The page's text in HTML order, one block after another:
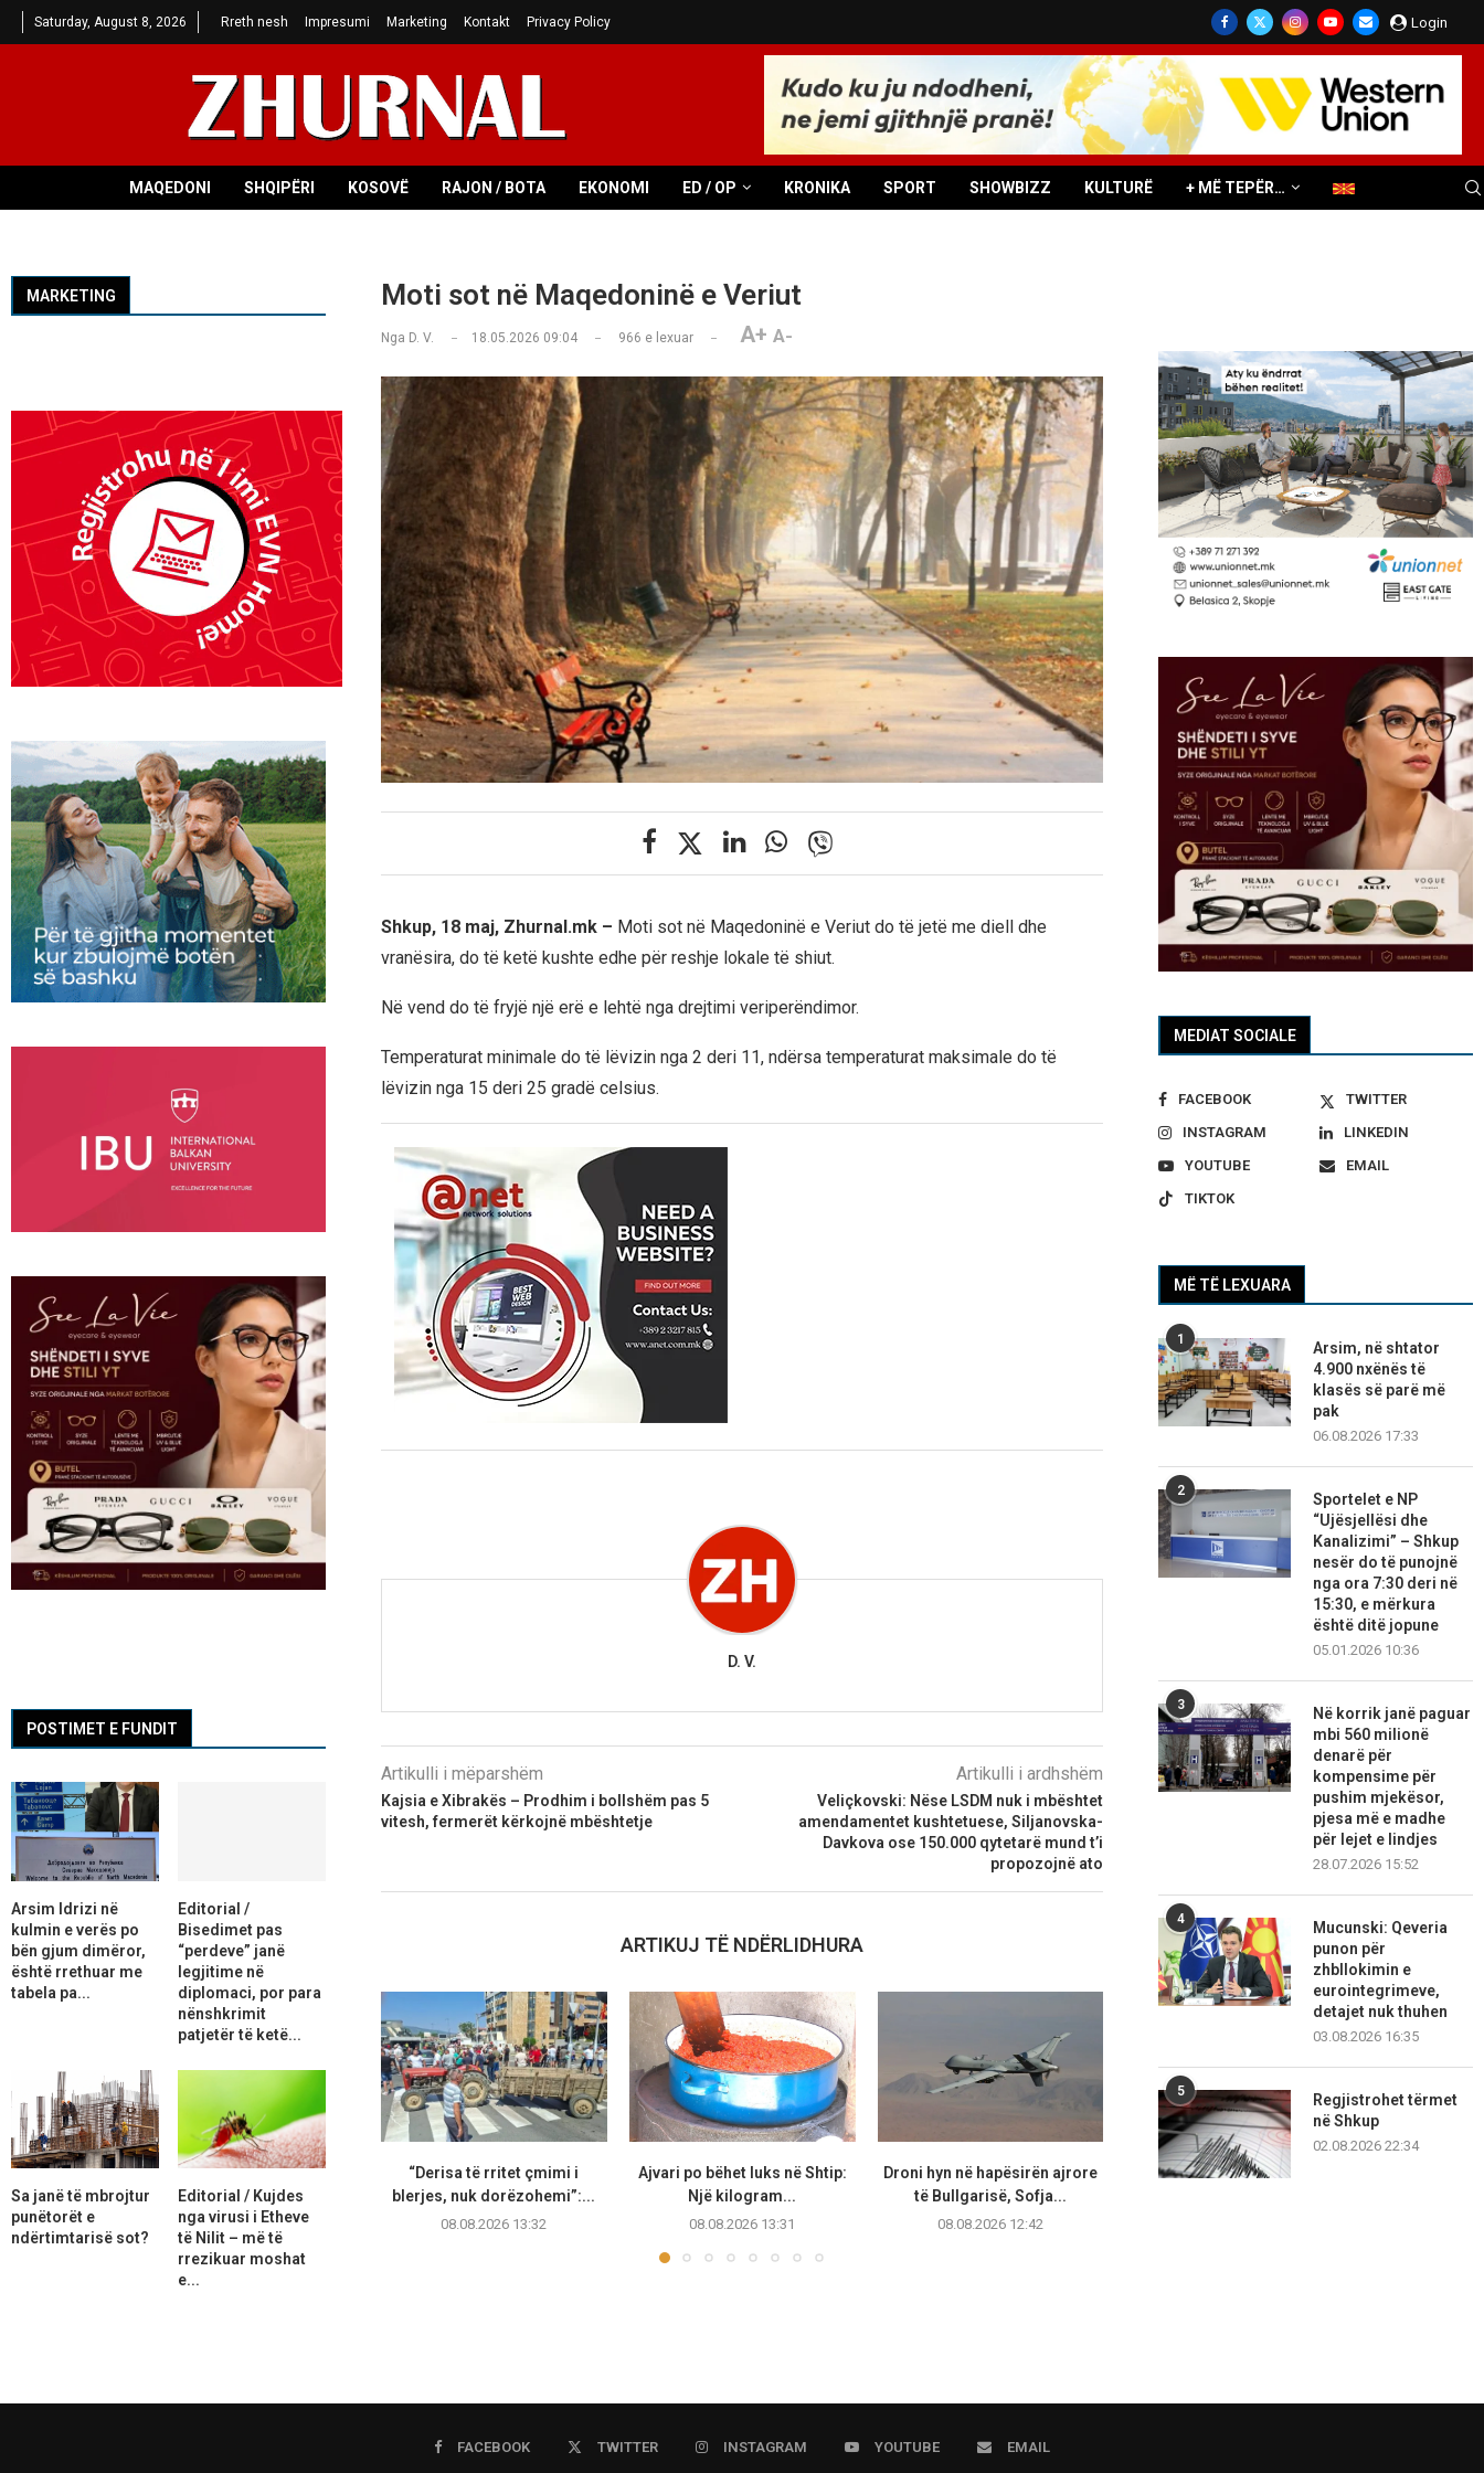
Saturday, August 8, 2026 Rreth nesh Impresumi Marketing Kontakt Privacy Policy Login
MAQEDONI SHQIPËRI KOSOVË RAJON / BOTA EKONOMI ED / OP KRONIKA SPORT SHOWBIZZ KULTURË + MË TEPËR…
Moti sot në Maqedoninë e Veriut
Nga D. V. 18.05.2026 09:04 966 e lexuar A+ A-
Shkup, 18 maj, Zhurnal.mk – Moti sot në Maqedoninë e Veriut do të jetë me diell dhe
vranësira, do të ketë kushte edhe për reshje lokale të shiut.
Në vend do të fryjë një erë e lehtë nga drejtimi veriperëndimor.
Temperaturat minimale do të lëvizin nga 2 deri 11, ndërsa temperaturat maksimale do të
lëvizin nga 15 deri 25 gradë celsius.
D. V.
Artikulli i mëparshëm
Kajsia e Xibrakës – Prodhim i bollshëm pas 5
vitesh, fermerët kërkojnë mbështetje
Artikulli i ardhshëm
Veliçkovski: Nëse LSDM nuk i mbështet
amendamentet kushtetuese, Siljanovska-
Davkova ose 150.000 qytetarë mund t’i
propozojnë ato
ARTIKUJ TË NDËRLIDHURA
“Derisa të rritet çmimi i
blerjes, nuk dorëzohemi”:...
08.08.2026 13:32
Ajvari po bëhet luks në Shtip:
Një kilogram...
08.08.2026 13:31
Droni hyn në hapësirën ajrore
të Bullgarisë, Sofja...
08.08.2026 12:42
Në Shqipëri digjet një furgon
MEDIAT SOCIALE
FACEBOOK
TWITTER
INSTAGRAM
LINKEDIN
YOUTUBE
EMAIL
TIKTOK
MË TË LEXUARA
1
Arsim, në shtator
4.900 nxënës të
klasës së parë më
pak
06.08.2026 17:33
2
Sportelet e NP
“Ujësjellësi dhe
Kanalizimi” – Shkup
nesër do të punojnë
nga ora 7:30 deri në
15:30, e mërkura
është ditë jopune
05.01.2026 10:36
3
Në korrik janë paguar
mbi 560 milionë
denarë për
kompensime për
pushim mjekësor,
pjesa më e madhe
për lejet e lindjes
28.07.2026 15:52
4
Mucunski: Qeveria
punon për
zhbllokimin e
eurointegrimeve,
detajet nuk thuhen
03.08.2026 16:35
5
Regjistrohet tërmet
në Shkup
02.08.2026 22:34
MARKETING
POSTIMET E FUNDIT
Arsim Idrizi në
kulmin e verës po
bën gjum dimëror,
është rrethuar me
tabela pa...
Editorial /
Bisedimet pas
“perdeve” janë
legjitime në
diplomaci, por para
nënshkrimit
patjetër të ketë...
Sa janë të mbrojtur
punëtorët e
ndërtimtarisë sot?
Editorial / Kujdes
nga virusi i Etheve
të Nilit – më të
rrezikuar moshat
e...
FACEBOOK TWITTER INSTAGRAM YOUTUBE EMAIL